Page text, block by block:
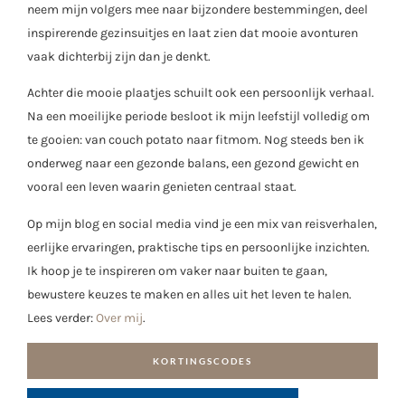
neem mijn volgers mee naar bijzondere bestemmingen, deel
inspirerende gezinsuitjes en laat zien dat mooie avonturen
vaak dichterbij zijn dan je denkt.
Achter die mooie plaatjes schuilt ook een persoonlijk verhaal.
Na een moeilijke periode besloot ik mijn leefstijl volledig om
te gooien: van couch potato naar fitmom. Nog steeds ben ik
onderweg naar een gezonde balans, een gezond gewicht en
vooral een leven waarin genieten centraal staat.
Op mijn blog en social media vind je een mix van reisverhalen,
eerlijke ervaringen, praktische tips en persoonlijke inzichten.
Ik hoop je te inspireren om vaker naar buiten te gaan,
bewustere keuzes te maken en alles uit het leven te halen.
Lees verder:Over mij.
KORTINGSCODES